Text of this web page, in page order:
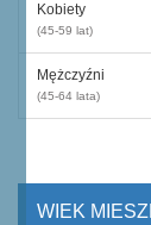
Kobiety
(45-59 lat)
Mężczyźni
(45-64 lata)
WIEK